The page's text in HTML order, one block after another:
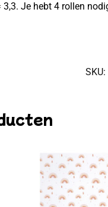
Je hebt 4 rollen
SKU: